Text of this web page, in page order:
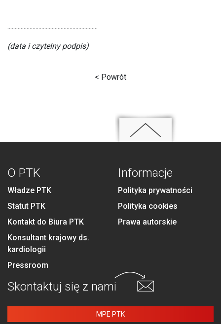
.............................................................
(data i czytelny podpis)
< Powrót
O PTK
Władze PTK
Statut PTK
Kontakt do Biura PTK
Konsultant krajowy ds.
kardiologii
Pressroom
Informacje
Polityka prywatności
Polityka cookies
Prawa autorskie
Skontaktuj się z nami
MPE PTK